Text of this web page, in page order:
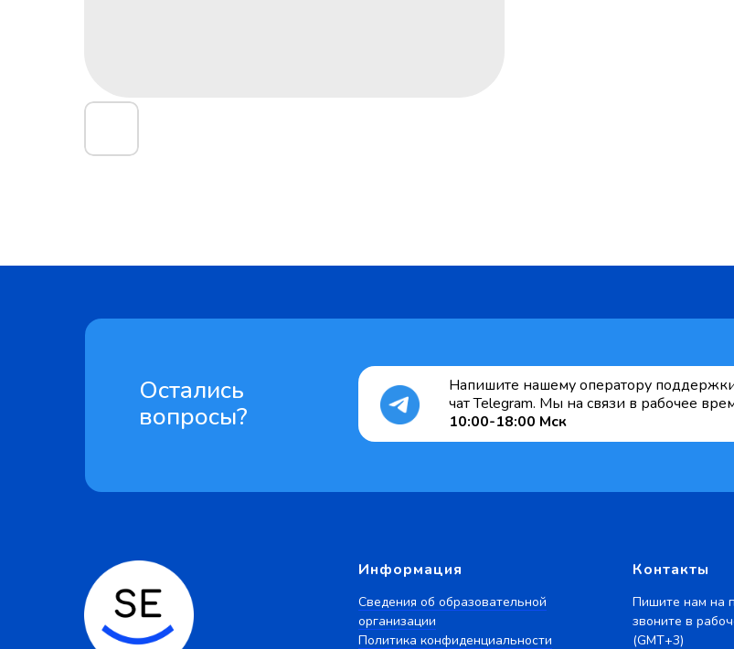
Остались
вопросы?
Напишите нашему оператору
чат Telegram. Мы на связи в рабочее
10:00-18:00 Мск
Информация
Сведения об образовательной
организации
Политика конфиденциальности
Контакты
Пишите нам на
звоните в
(GMT+3)